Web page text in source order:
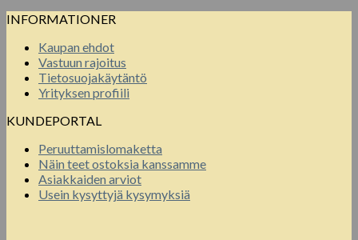
INFORMATIONER
Kaupan ehdot
Vastuun rajoitus
Tietosuojakäytäntö
Yrityksen profiili
KUNDEPORTAL
Peruuttamislomaketta
Näin teet ostoksia kanssamme
Asiakkaiden arviot
Usein kysyttyjä kysymyksiä